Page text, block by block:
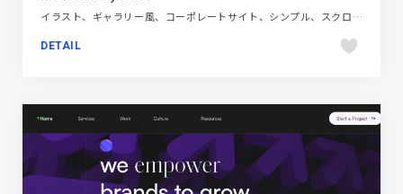
イラスト、ギャラリー風、コーポレートサイト、シンプル、スクロールエフェクト、スタイリッシュ、タイポグラフィー、ダイナミック、デザイン・アート・音楽・文芸、フラットデザイン、ホワイト系
DETAIL